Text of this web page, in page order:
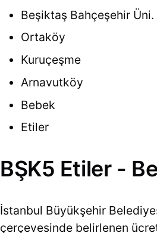
Beşiktaş Bahçeşehir
Ortaköy
Kuruçeşme
Arnavutköy
Bebek
Etiler
BŞK5 Etiler -
İstanbul Büyükşehir
çerçevesinde belirlenen